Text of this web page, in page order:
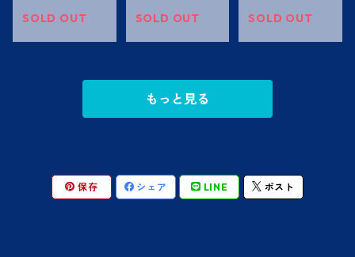
SOLD OUT
SOLD OUT
SOLD OUT
もっと見る
保存 シェア LINE ポスト